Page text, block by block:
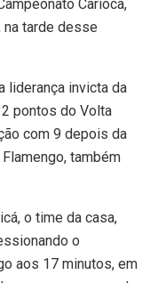
Carioca,
na tarde desse
liderança invicta da
pontos do Volta
com 9 depois da
também
o time da casa,
o
aos 17 minutos, em